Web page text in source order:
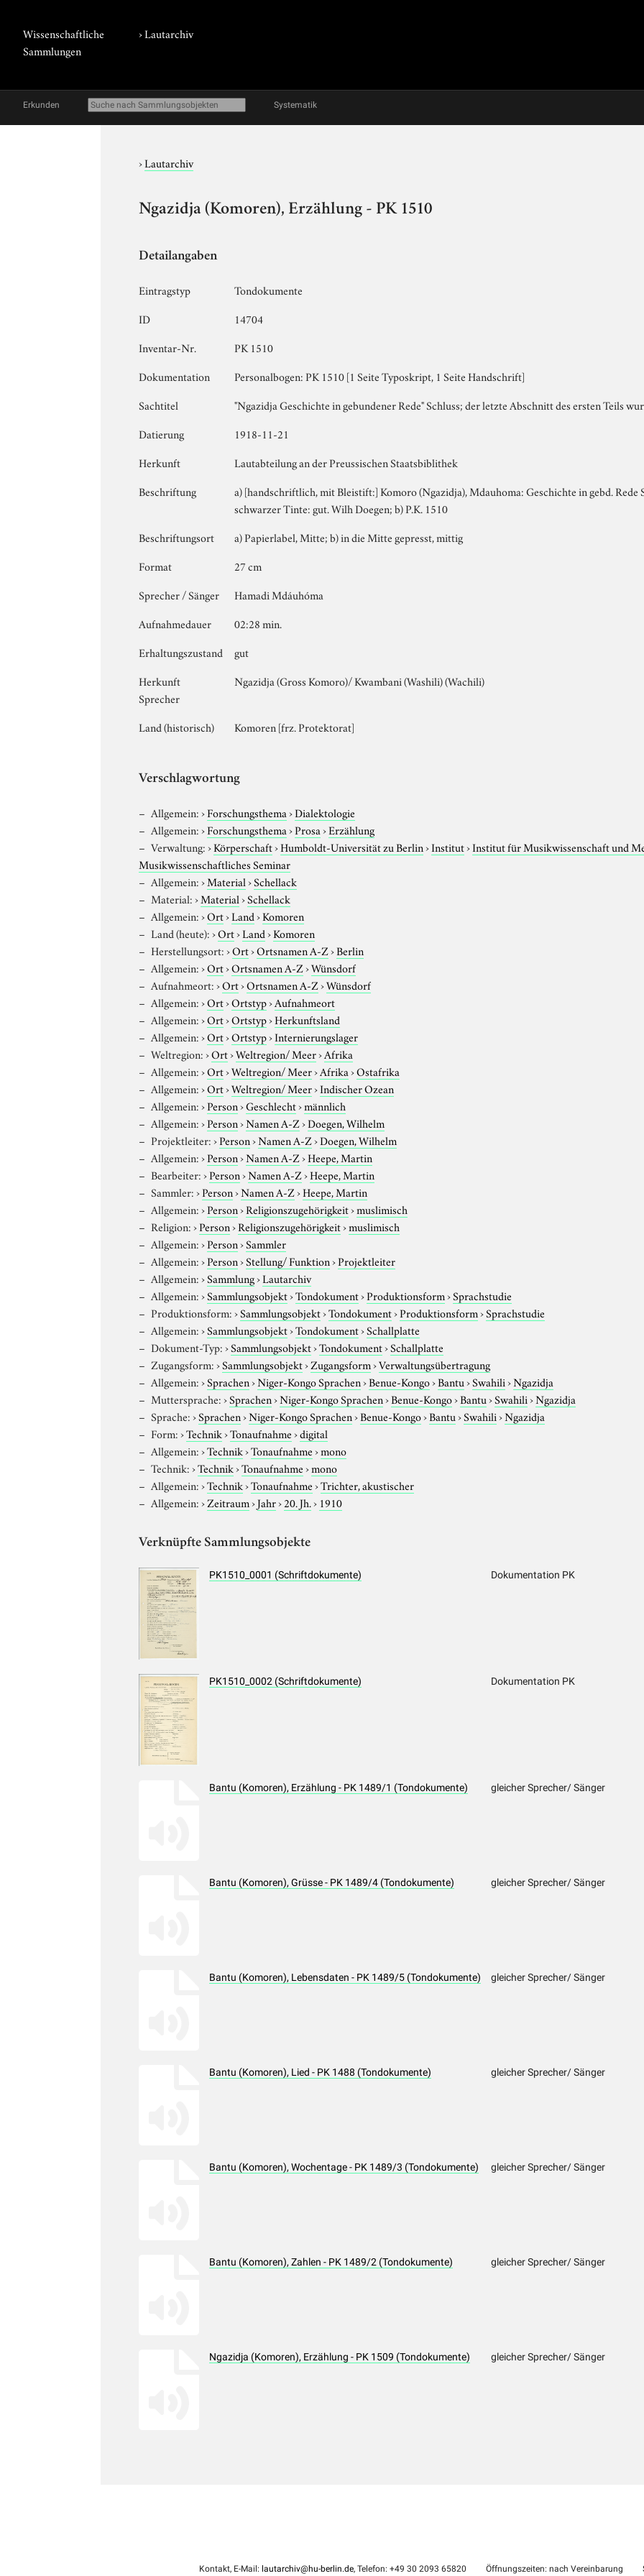
Wissenschaftliche
Sammlungen
›Lautarchiv
Erkunden Systematik
›Lautarchiv
Ngazidja (Komoren), Erzählung - PK 1510
Detailangaben
Eintragstyp
Tondokumente
ID
14704
Inventar-Nr.
PK 1510
Dokumentation
Personalbogen: PK 1510 [1 Seite Typoskript, 1 Seite Handschrift]
Sachtitel
"Ngazidja Geschichte in gebundener Rede" Schluss; der letzte Abschnitt des ersten Teils
Datierung
1918-11-21
Herkunft
Lautabteilung an der Preussischen Staatsbiblithek
Beschriftung
a) [handschriftlich, mit Bleistift:] Komoro (Ngazidja), Mdauhoma: Geschichte in gebd.
schwarzer Tinte: gut. Wilh Doegen; b) P.K. 1510
Beschriftungsort
a) Papierlabel, Mitte; b) in die Mitte gepresst, mittig
Format
27 cm
Sprecher / Sänger
Hamadi Mdáuhóma
Aufnahmedauer
02:28 min.
Erhaltungszustand
gut
Herkunft
Sprecher
Ngazidja (Gross Komoro)/ Kwambani (Washili) (Wachili)
Land (historisch) Komoren [frz. Protektorat]
Verschlagwortung
Allgemein:›Forschungsthema›Dialektologie
Allgemein:›Forschungsthema›Prosa›Erzählung
Verwaltung:›Körperschaft›Humboldt-Universität zu Berlin›Institut›Institut für Musikwissenschaft und
Musikwissenschaftliches Seminar
Allgemein:›Material›Schellack
Material:›Material›Schellack
Allgemein:›Ort›Land›Komoren
Land (heute):›Ort›Land›Komoren
Herstellungsort:›Ort›Ortsnamen A-Z›Berlin
Allgemein:›Ort›Ortsnamen A-Z›Wünsdorf
Aufnahmeort:›Ort›Ortsnamen A-Z›Wünsdorf
Allgemein:›Ort›Ortstyp›Aufnahmeort
Allgemein:›Ort›Ortstyp›Herkunftsland
Allgemein:›Ort›Ortstyp›Internierungslager
Weltregion:›Ort›Weltregion/ Meer›Afrika
Allgemein:›Ort›Weltregion/ Meer›Afrika›Ostafrika
Allgemein:›Ort›Weltregion/ Meer›Indischer Ozean
Allgemein:›Person›Geschlecht›männlich
Allgemein:›Person›Namen A-Z›Doegen, Wilhelm
Projektleiter:›Person›Namen A-Z›Doegen, Wilhelm
Allgemein:›Person›Namen A-Z›Heepe, Martin
Bearbeiter:›Person›Namen A-Z›Heepe, Martin
Sammler:›Person›Namen A-Z›Heepe, Martin
Allgemein:›Person›Religionszugehörigkeit›muslimisch
Religion:›Person›Religionszugehörigkeit›muslimisch
Allgemein:›Person›Sammler
Allgemein:›Person›Stellung/ Funktion›Projektleiter
Allgemein:›Sammlung›Lautarchiv
Allgemein:›Sammlungsobjekt›Tondokument›Produktionsform›Sprachstudie
Produktionsform:›Sammlungsobjekt›Tondokument›Produktionsform›Sprachstudie
Allgemein:›Sammlungsobjekt›Tondokument›Schallplatte
Dokument-Typ:›Sammlungsobjekt›Tondokument›Schallplatte
Zugangsform:›Sammlungsobjekt›Zugangsform›Verwaltungsübertragung
Allgemein:›Sprachen›Niger-Kongo Sprachen›Benue-Kongo›Bantu›Swahili›Ngazidja
Muttersprache:›Sprachen›Niger-Kongo Sprachen›Benue-Kongo›Bantu›Swahili›Ngazidja
Sprache:›Sprachen›Niger-Kongo Sprachen›Benue-Kongo›Bantu›Swahili›Ngazidja
Form:›Technik›Tonaufnahme›digital
Allgemein:›Technik›Tonaufnahme›mono
Technik:›Technik›Tonaufnahme›mono
Allgemein:›Technik›Tonaufnahme›Trichter, akustischer
Allgemein:›Zeitraum›Jahr›20. Jh.› 1910
Verknüpfte Sammlungsobjekte
PK1510_0001 (Schriftdokumente) Dokumentation PK
PK1510_0002 (Schriftdokumente) Dokumentation PK
Bantu (Komoren), Erzählung - PK 1489/1 (Tondokumente) gleicher Sprecher/ Sänger
Bantu (Komoren), Grüsse - PK 1489/4 (Tondokumente) gleicher Sprecher/ Sänger
Bantu (Komoren), Lebensdaten - PK 1489/5 (Tondokumente) gleicher Sprecher/ Sänger
Bantu (Komoren), Lied - PK 1488 (Tondokumente) gleicher Sprecher/ Sänger
Bantu (Komoren), Wochentage - PK 1489/3 (Tondokumente) gleicher Sprecher/ Sänger
Bantu (Komoren), Zahlen - PK 1489/2 (Tondokumente) gleicher Sprecher/ Sänger
Ngazidja (Komoren), Erzählung - PK 1509 (Tondokumente) gleicher Sprecher/ Sänger
Kontakt, E-Mail: lautarchiv@hu-berlin.de, Telefon: +49 30 2093 65820 Öffnungszeiten: nach Vereinbarung